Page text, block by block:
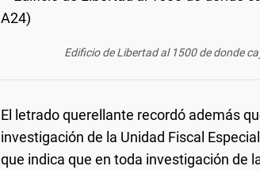
Edificio de Libertad al 1500 de donde
El letrado querellante recordó además
investigación de la Unidad Fiscal
que indica que en toda investigación de